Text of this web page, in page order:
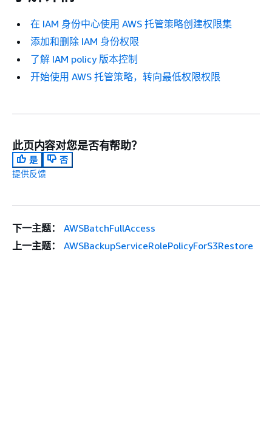
在 IAM 身份中心使用 AWS 托管策略创建权限集
添加和删除 IAM 身份权限
了解 IAM policy 版本控制
开始使用 AWS 托管策略，转向最低权限权限
此页内容对您是否有帮助？
是
否
提供反馈
下一主题：
AWSBatchFullAccess
上一主题：
AWSBackupServiceRolePolicyForS3Restore